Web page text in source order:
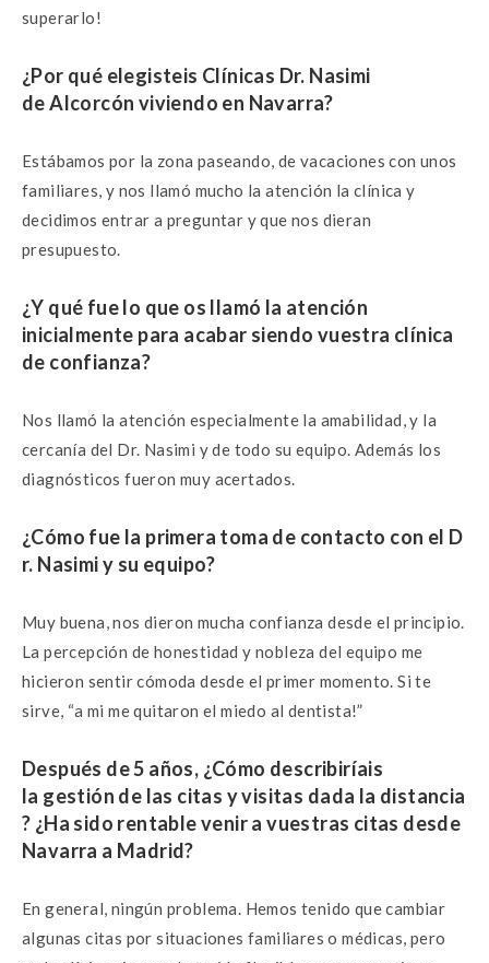
superarlo!
¿Por qué elegisteis Clínicas Dr. Nasimi
deAlcorcón viviendo en Navarra?
Estábamos por la zona paseando, de vacaciones con unos
familiares, y nos llamó mucho la atención la clínica y
decidimos entrar a preguntar y que nos dieran
presupuesto.
¿Y qué fue lo que os llamó la atención
inicialmente para acabar siendo vuestra clínica
de confianza?
Nos llamó la atención especialmente la amabilidad, y la
cercanía del Dr. Nasimi y de todo su equipo. Además los
diagnósticos fueron muy acertados.
¿Cómo fue la primera toma de contacto con el D
r. Nasimiy su equipo?
Muy buena, nos dieron mucha confianza desde el principio.
La percepción de honestidad y nobleza del equipo me
hicieron sentir cómoda desde el primer momento. Si te
sirve, “a mi me quitaron el miedo al dentista!”
Después de 5 años, ¿Cómo describiríais
la gestión de las citas yvisitas dada la distancia
? ¿Ha sido rentablevenira vuestras citas desde
Navarra a Madrid?
En general, ningún problema. Hemos tenido que cambiar
algunas citas por situaciones familiares o médicas, pero